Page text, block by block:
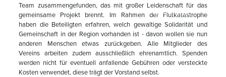
Unterstützung der Hilfsorganisation "Mer Stonn Zesamme"
Team zusammengefunden, das mit großer Leidenschaft für das
gemeinsame Projekt brennt. Im Rahmen der Flutkatastrophe
haben die Beteiligten erfahren, welch gewaltige Solidarität und
Gemeinschaft in der Region vorhanden ist - davon wollen sie nun
anderen Menschen etwas zurückgeben. Alle Mitglieder des
Vereins arbeiten zudem ausschließlich ehrenamtlich. Spenden
werden nicht für eventuell anfallende Gebühren oder versteckte
Kosten verwendet, diese trägt der Vorstand selbst.